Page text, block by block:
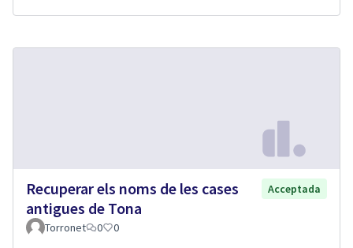
Recuperar els noms de les cases
antigues de Tona
Acceptada
Torronet 0 0